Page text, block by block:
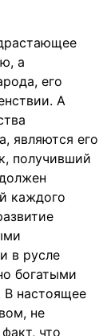
а
его
А
являются его
получивший
каждого
в русле
богатыми
В настоящее
не
что